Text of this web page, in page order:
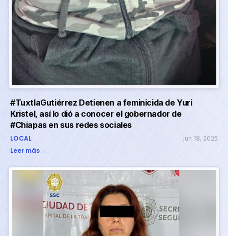
#TuxtlaGutiérrez Detienen a feminicida de Yuri
Kristel, así lo dió a conocer el gobernador de
#Chiapas en sus redes sociales
LOCAL jun 18, 2025
Leer más→